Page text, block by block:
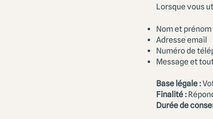
Lorsque vous
Nom et prénom
Adresse email
Numéro de
Message et
Base légale :
Finalité :
Durée de